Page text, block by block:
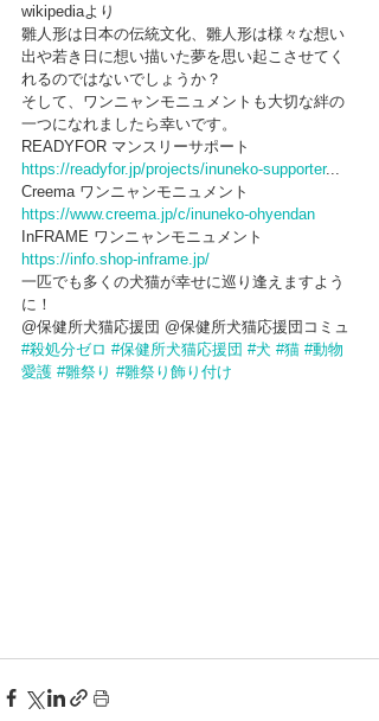
wikipediaより
雛人形は日本の伝統文化、雛人形は様々な想い
出や若き日に想い描いた夢を思い起こさせてく
れるのではないでしょうか？
そして、ワンニャンモニュメントも大切な絆の
一つになれましたら幸いです。
READYFOR マンスリーサポート
https://readyfor.jp/projects/inuneko-supporter...
Creema ワンニャンモニュメント
https://www.creema.jp/c/inuneko-ohyendan
InFRAME ワンニャンモニュメント
https://info.shop-inframe.jp/
一匹でも多くの犬猫が幸せに巡り逢えますよう
に！
@保健所犬猫応援団 @保健所犬猫応援団コミュ
#殺処分ゼロ #保健所犬猫応援団 #犬 #猫 #動物
愛護 #雛祭り #雛祭り飾り付け